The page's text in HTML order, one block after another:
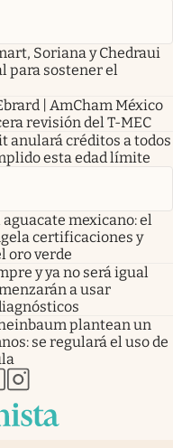
Soriana y Chedraui
para sostener el
| AmCham México
revisión del T-MEC
anulará créditos a todos
esta edad límite
mexicano: el
certificaciones y
oro verde
y ya no será igual
a usar
plantean un
se regulará el uso de
pestaña
nueva pestaña
en nueva pestaña
abre en nueva pestaña
abre en nueva pestaña